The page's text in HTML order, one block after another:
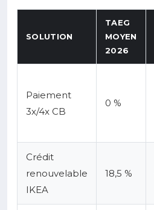
SOLUTION
TAEG
MOYEN
2026
Paiement
3x/4x CB
0 %
Crédit
renouvelable
IKEA
18,5 %